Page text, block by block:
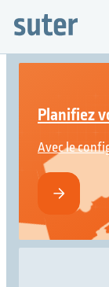
Planifiez
Avec le